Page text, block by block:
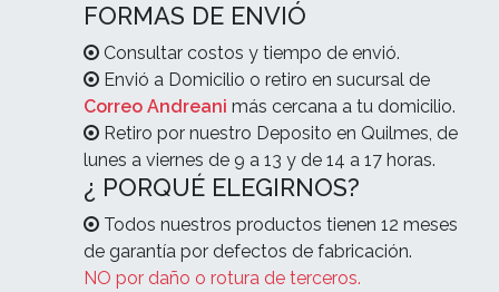
FORMAS DE ENVIÓ
Consultar costos y tiempo de envió.
Envió a Domicilio o retiro en sucursal de
Correo Andreani más cercana a tu domicilio.
Retiro por nuestro Deposito en Quilmes, de
lunes a viernes de 9 a 13 y de 14 a 17 horas.
¿ PORQUÉ ELEGIRNOS?
Todos nuestros productos tienen 12 meses
de garantía por defectos de fabricación.
NO por daño o rotura de terceros.